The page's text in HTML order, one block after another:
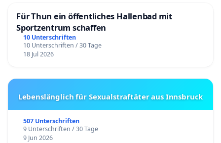
Für Thun ein öffentliches Hallenbad mit
Sportzentrum schaffen
10 Unterschriften
10 Unterschriften / 30 Tage
18 Jul 2026
Lebenslänglich für Sexualstraftäter aus Innsbruck
507 Unterschriften
9 Unterschriften / 30 Tage
9 Jun 2026